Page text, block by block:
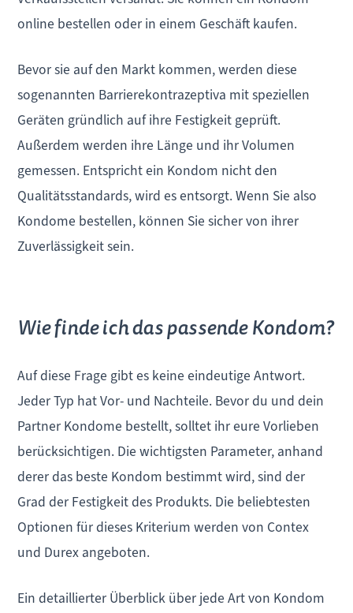
online bestellen oder in einem Geschäft kaufen.
Bevor sie auf den Markt kommen, werden diese
sogenannten Barrierekontrazeptiva mit speziellen
Geräten gründlich auf ihre Festigkeit geprüft.
Außerdem werden ihre Länge und ihr Volumen
gemessen. Entspricht ein Kondom nicht den
Qualitätsstandards, wird es entsorgt. Wenn Sie also
Kondome bestellen, können Sie sicher von ihrer
Zuverlässigkeit sein.
Wie finde ich das passende Kondom?
Auf diese Frage gibt es keine eindeutige Antwort.
Jeder Typ hat Vor- und Nachteile. Bevor du und dein
Partner Kondome bestellt, solltet ihr eure Vorlieben
berücksichtigen. Die wichtigsten Parameter, anhand
derer das beste Kondom bestimmt wird, sind der
Grad der Festigkeit des Produkts. Die beliebtesten
Optionen für dieses Kriterium werden von Contex
und Durex angeboten.
Ein detaillierter Überblick über jede Art von Kondom